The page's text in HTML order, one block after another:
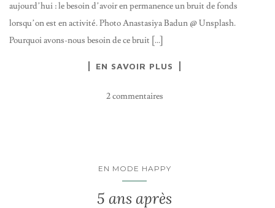
aujourd’hui : le besoin d’avoir en permanence un bruit de fonds
lorsqu’on est en activité. Photo Anastasiya Badun @ Unsplash.
Pourquoi avons-nous besoin de ce bruit […]
EN SAVOIR PLUS
2 commentaires
EN MODE HAPPY
5 ans après